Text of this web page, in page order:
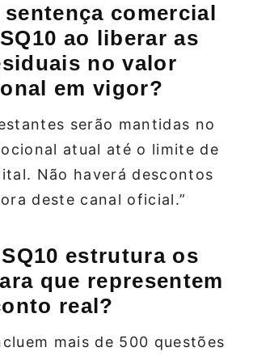
sentença comercial
ao liberar as
no valor
em vigor?
serão mantidas no
atual até o limite de
Não haverá descontos
deste canal oficial.”
estrutura os
que representem
real?
mais de 500 questões